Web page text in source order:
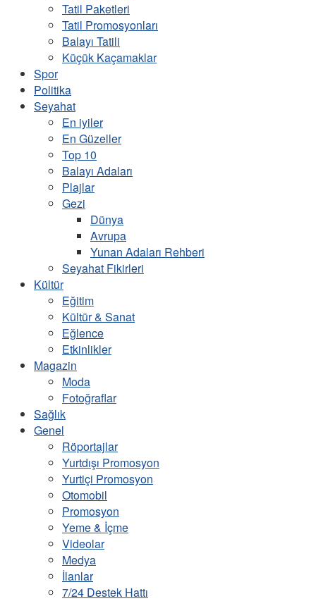
Tatil Paketleri
Tatil Promosyonları
Balayı Tatili
Küçük Kaçamaklar
Spor
Politika
Seyahat
En iyiler
En Güzeller
Top 10
Balayı Adaları
Plajlar
Gezi
Dünya
Avrupa
Yunan Adaları Rehberi
Seyahat Fikirleri
Kültür
Eğitim
Kültür & Sanat
Eğlence
Etkinlikler
Magazin
Moda
Fotoğraflar
Sağlık
Genel
Röportajlar
Yurtdışı Promosyon
Yurtiçi Promosyon
Otomobil
Promosyon
Yeme & İçme
Videolar
Medya
İlanlar
7/24 Destek Hattı